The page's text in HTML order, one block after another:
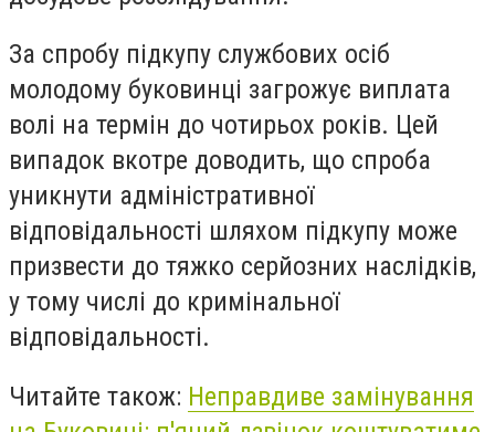
За спробу підкупу службових осіб
молодому буковинці загрожує виплата
волі на термін до чотирьох років. Цей
випадок вкотре доводить, що спроба
уникнути адміністративної
відповідальності шляхом підкупу може
призвести до тяжко серйозних наслідків,
у тому числі до кримінальної
відповідальності.
Читайте також: Неправдиве замінування